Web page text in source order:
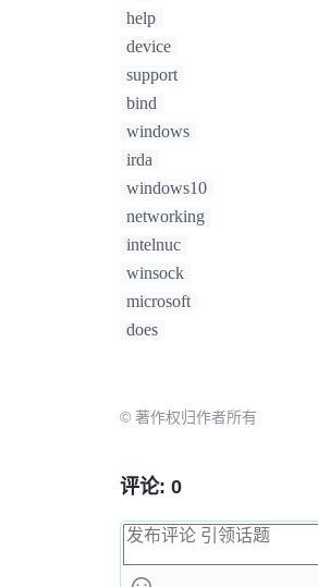
help
device
support
bind
windows
irda
windows10
networking
intelnuc
winsock
microsoft
does
© 著作权归作者所有
评论: 0